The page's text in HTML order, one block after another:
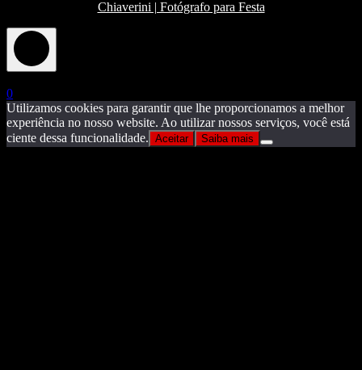
Chiaverini | Fotógrafo para Festa
0
Utilizamos cookies para garantir que lhe proporcionamos a melhor
experiência no nosso website. Ao utilizar nossos serviços, você está
ciente dessa funcionalidade. Aceitar Saiba mais